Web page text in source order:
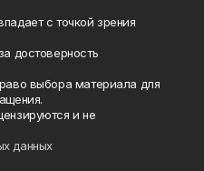
с точкой зрения
достоверность
выбора материала для
и не
данных